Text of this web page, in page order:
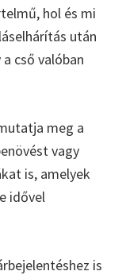
hol és mi
után
cső valóban
meg a
vagy
is, amelyek
idővel
is